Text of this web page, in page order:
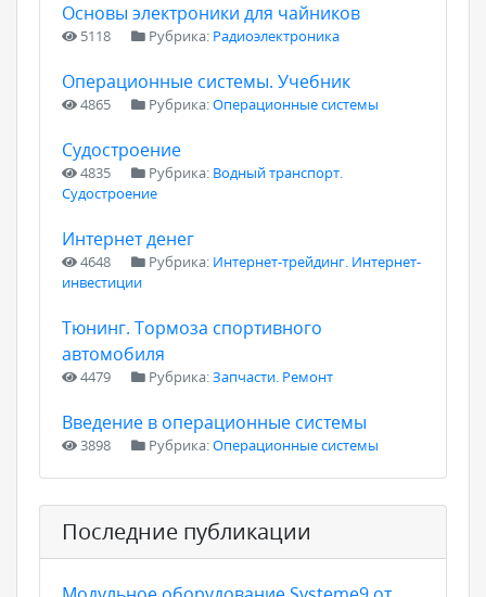
Основы электроники для чайников
5118 Рубрика: Радиоэлектроника
Операционные системы. Учебник
4865 Рубрика:Операционные системы
Судостроение
4835 Рубрика: Водный транспорт.
Судостроение
Интернет денег
4648 Рубрика: Интернет-трейдинг. Интернет-
инвестиции
Тюнинг. Тормоза спортивного
автомобиля
4479 Рубрика:Запчасти. Ремонт
Введение в операционные системы
3898 Рубрика:Операционные системы
Последние публикации